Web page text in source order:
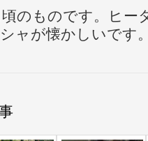
のものです。ヒー
ャが懐かしいです